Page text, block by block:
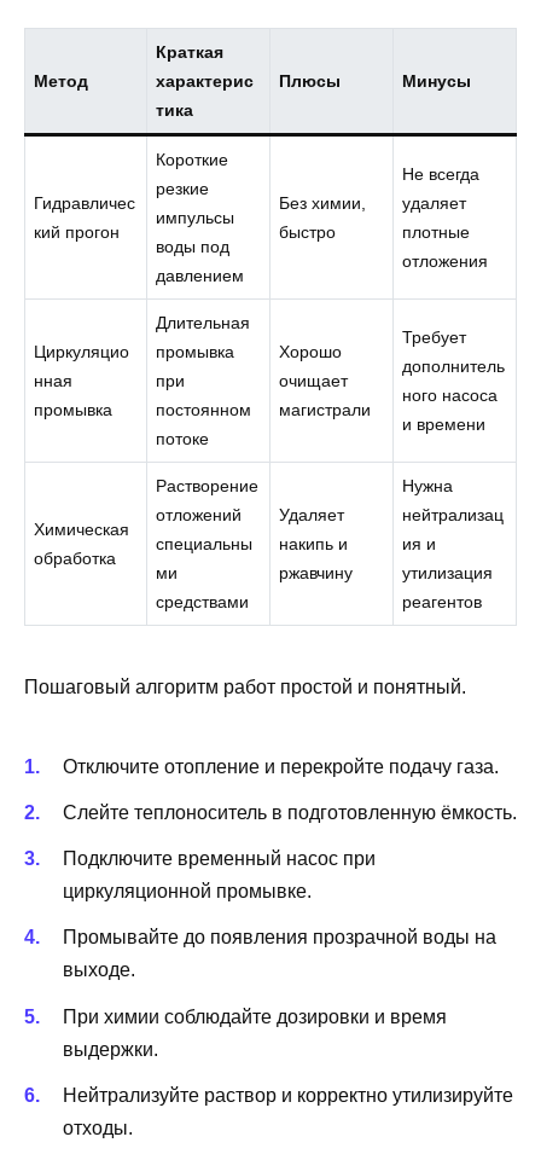
Метод
Краткая
характерис
тика
Плюсы Минусы
Гидравличес
кий прогон
Короткие
резкие
импульсы
воды под
давлением
Без химии,
быстро
Не всегда
удаляет
плотные
отложения
Циркуляцио
нная
промывка
Длительная
промывка
при
постоянном
потоке
Хорошо
очищает
магистрали
Требует
дополнитель
ного насоса
и времени
Химическая
обработка
Растворение
отложений
специальны
ми
средствами
Удаляет
накипь и
ржавчину
Нужна
нейтрализац
ия и
утилизация
реагентов
Пошаговый алгоритм работ простой и понятный.
Отключите отопление и перекройте подачу газа.
Слейте теплоноситель в подготовленную ёмкость.
Подключите временный насос при
циркуляционной промывке.
Промывайте до появления прозрачной воды на
выходе.
При химии соблюдайте дозировки и время
выдержки.
Нейтрализуйте раствор и корректно утилизируйте
отходы.